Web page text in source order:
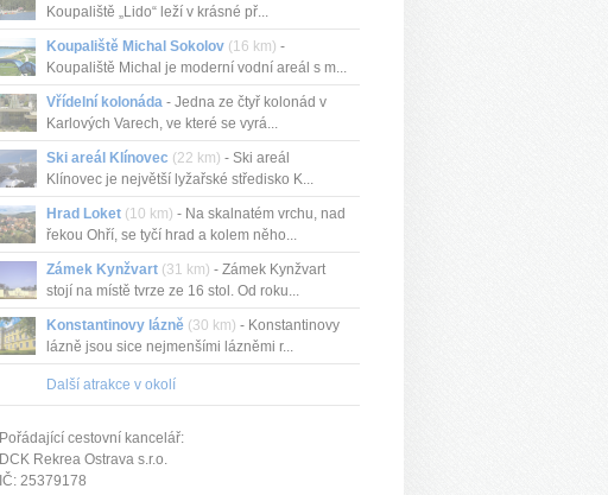
Koupaliště „Lido“ leží v krásné př...
Koupaliště Michal Sokolov (16 km) -
Koupaliště Michal je moderní vodní areál s m...
Vřídelní kolonáda - Jedna ze čtyř kolonád v
Karlových Varech, ve které se vyrá...
Ski areál Klínovec (22 km) - Ski areál
Klínovec je největší lyžařské středisko K...
Hrad Loket (10 km) - Na skalnatém vrchu, nad
řekou Ohří, se tyčí hrad a kolem něho...
Zámek Kynžvart (31 km) - Zámek Kynžvart
stojí na místě tvrze ze 16 stol. Od roku...
Konstantinovy lázně (30 km) - Konstantinovy
lázně jsou sice nejmenšími lázněmi r...
Další atrakce v okolí
Pořádající cestovní kancelář:
DCK Rekrea Ostrava s.r.o.
IČ: 25379178